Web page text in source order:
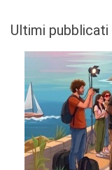
Ultimi pubblicati